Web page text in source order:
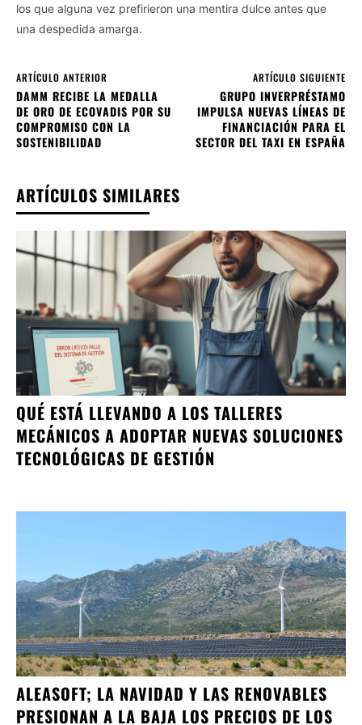
los que alguna vez prefirieron una mentira dulce antes que
una despedida amarga.
ARTÍCULO ANTERIOR
DAMM RECIBE LA MEDALLA
DE ORO DE ECOVADIS POR SU
COMPROMISO CON LA
SOSTENIBILIDAD
ARTÍCULO SIGUIENTE
GRUPO INVERPRÉSTAMO
IMPULSA NUEVAS LÍNEAS DE
FINANCIACIÓN PARA EL
SECTOR DEL TAXI EN ESPAÑA
ARTÍCULOS SIMILARES
QUÉ ESTÁ LLEVANDO A LOS TALLERES
MECÁNICOS A ADOPTAR NUEVAS SOLUCIONES
TECNOLÓGICAS DE GESTIÓN
ALEASOFT; LA NAVIDAD Y LAS RENOVABLES
PRESIONAN A LA BAJA LOS PRECIOS DE LOS